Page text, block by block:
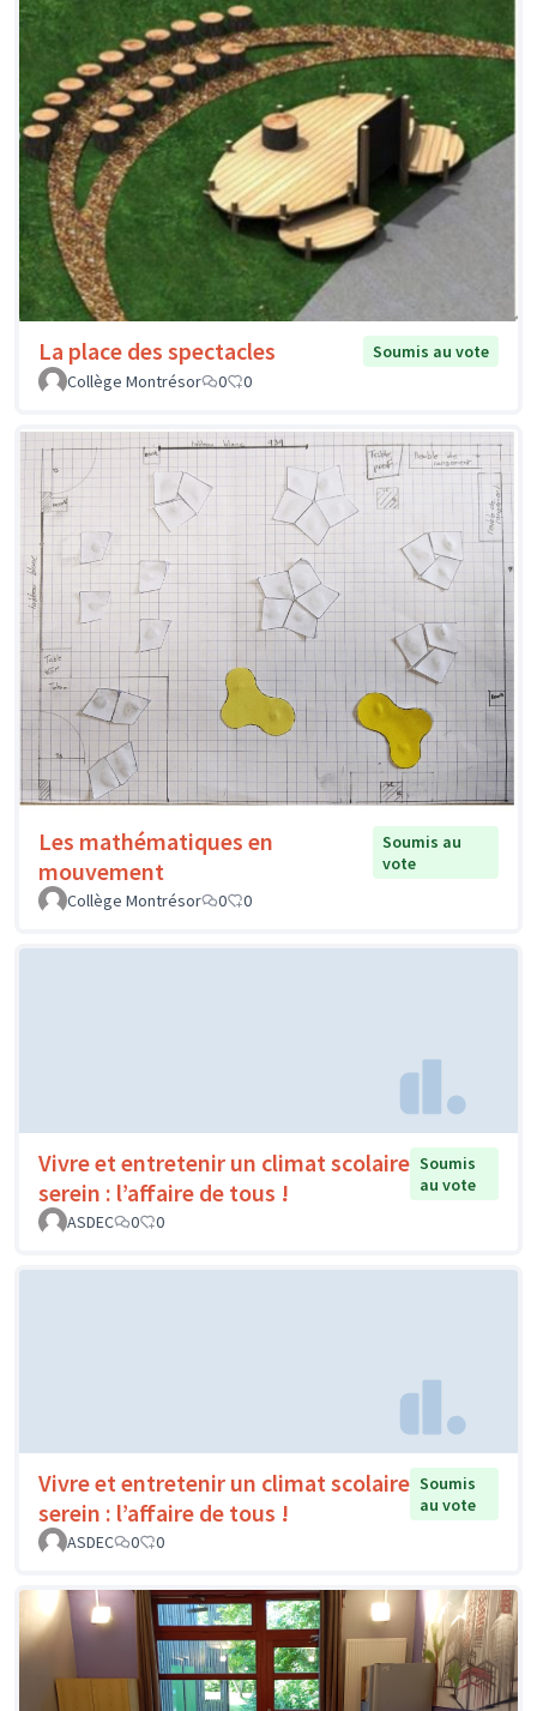
La place des spectacles
Soumis au vote
Collège Montrésor
0 0
Les mathématiques en
mouvement
Soumis au
vote
Collège Montrésor
0 0
Vivre et entretenir un climat scolaire
serein : l’affaire de tous !
Soumis
au vote
ASDEC
0 0
Vivre et entretenir un climat scolaire
serein : l’affaire de tous !
Soumis
au vote
ASDEC
0 0